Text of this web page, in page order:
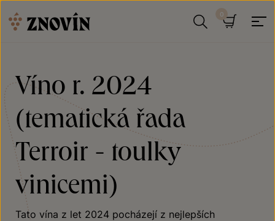
Víno r. 2024
(tematická řada
Terroir - toulky
vinicemi)
Tato vína z let 2024 pocházejí z nejlepších